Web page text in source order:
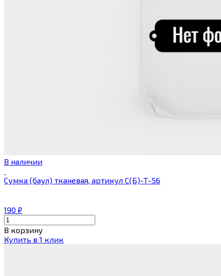
В наличии
Сумка (баул) тканевая, артикул С(Б)-Т-56
190 ₽
В корзину
Купить в 1 клик